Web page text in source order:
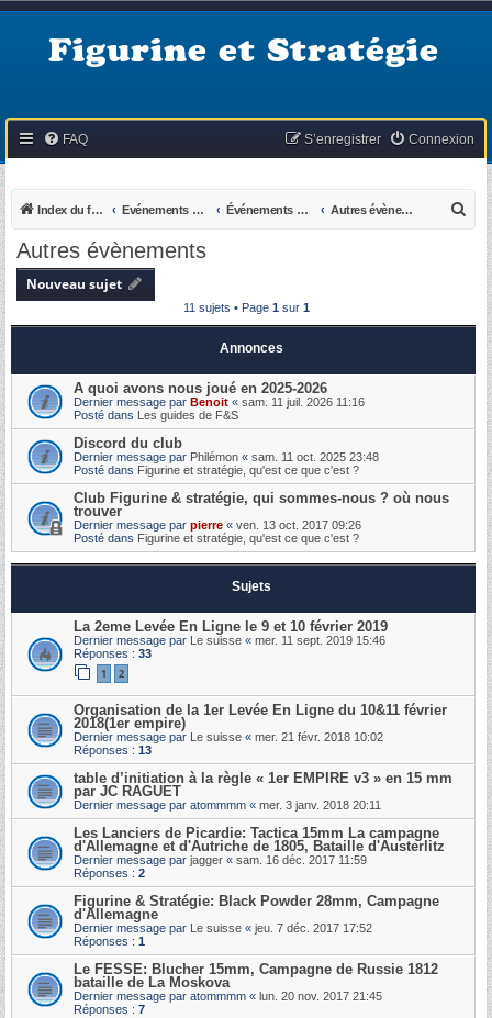
Figurine et Stratégie
FAQ Connexion
S’enregistrer
Index du forum Evénements du KB Événements passés Autres évènements
Autres évènements
Nouveau sujet
11 sujets • Page 1 sur 1
Annonces
A quoi avons nous joué en 2025-2026
Dernier message par Benoit « sam. 11 juil. 2026 11:16
Posté dans Les guides de F&S
Discord du club
Dernier message par Philémon « sam. 11 oct. 2025 23:48
Posté dans Figurine et stratégie, qu'est ce que c'est ?
Club Figurine & stratégie, qui sommes-nous ? où nous
trouver
Dernier message par pierre « ven. 13 oct. 2017 09:26
Posté dans Figurine et stratégie, qu'est ce que c'est ?
Sujets
La 2eme Levée En Ligne le 9 et 10 février 2019
Dernier message par Le suisse « mer. 11 sept. 2019 15:46
Réponses : 33
1 2
Organisation de la 1er Levée En Ligne du 10&11 février
2018(1er empire)
Dernier message par Le suisse « mer. 21 févr. 2018 10:02
Réponses : 13
table d’initiation à la règle « 1er EMPIRE v3 » en 15 mm
par JC RAGUET
Dernier message par atommmm « mer. 3 janv. 2018 20:11
Les Lanciers de Picardie: Tactica 15mm La campagne
d'Allemagne et d'Autriche de 1805, Bataille d'Austerlitz
Dernier message par jagger « sam. 16 déc. 2017 11:59
Réponses : 2
Figurine & Stratégie: Black Powder 28mm, Campagne
d'Allemagne
Dernier message par Le suisse « jeu. 7 déc. 2017 17:52
Réponses : 1
Le FESSE: Blucher 15mm, Campagne de Russie 1812
bataille de La Moskova
Dernier message par atommmm « lun. 20 nov. 2017 21:45
Réponses : 7